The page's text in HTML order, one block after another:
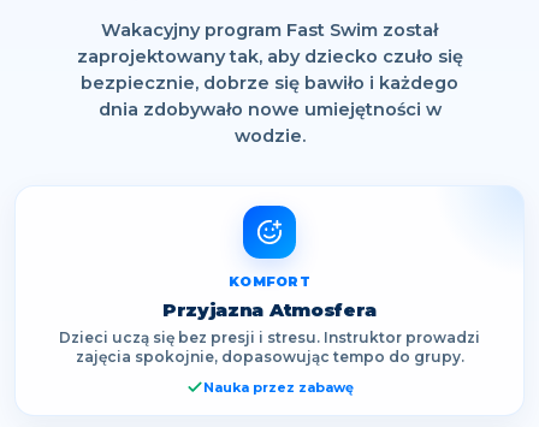
Wakacyjny program Fast Swim został
zaprojektowany tak, aby dziecko czuło się
bezpiecznie, dobrze się bawiło i każdego
dnia zdobywało nowe umiejętności w
wodzie.
KOMFORT
Przyjazna Atmosfera
Dzieci uczą się bez presji i stresu. Instruktor prowadzi
zajęcia spokojnie, dopasowując tempo do grupy.
Nauka przez zabawę